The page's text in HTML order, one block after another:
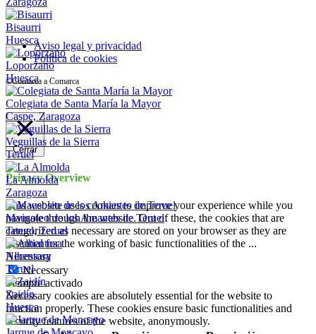
Bisaurri
Huesca
Loporzano
Huesca
Colegiata de Santa María la Mayor
Caspe, Zaragoza
Veguillas de la Sierra
Teruel
La Almolda
Zaragoza
Mausoleo de los Amantes de Teruel
Teruel, Teruel
Albentosa
Teruel
Zaidín
Huesca
Aviso legal y privacidad
Política de cookies
©Comarca a Comarca
Cerrar
Privacy Overview
This website uses cookies to improve your experience while you
navigate through the website. Out of these, the cookies that are
categorized as necessary are stored on your browser as they are
essential for the working of basic functionalities of the ...
Necessary
Necessary
Siempre activado
Necessary cookies are absolutely essential for the website to
function properly. These cookies ensure basic functionalities and
security features of the website, anonymously.